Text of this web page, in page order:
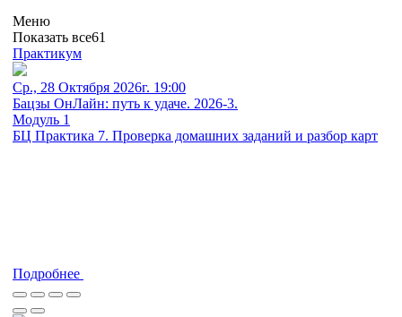
Меню
Показать все61
Практикум
Ср., 28 Октября 2026г. 19:00
Бацзы ОнЛайн: путь к удаче. 2026-3.
Модуль 1
БЦ Практика 7. Проверка домашних заданий и разбор карт
Подробнее